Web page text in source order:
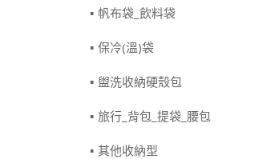
帆布袋_飲料袋
保冷(溫)袋
盥洗收納硬殼包
旅行_背包_提袋_腰包
其他收納型